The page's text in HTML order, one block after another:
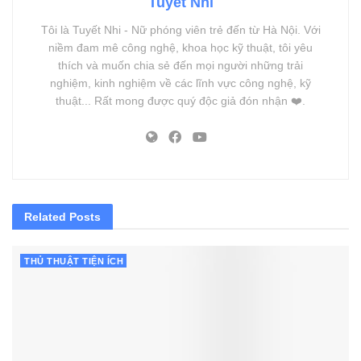
Tôi là Tuyết Nhi - Nữ phóng viên trẻ đến từ Hà Nội. Với
niềm đam mê công nghệ, khoa học kỹ thuật, tôi yêu
thích và muốn chia sẻ đến mọi người những trải
nghiệm, kinh nghiệm về các lĩnh vực công nghệ, kỹ
thuật... Rất mong được quý độc giả đón nhận ❤️.
Related Posts
THỦ THUẬT TIỆN ÍCH